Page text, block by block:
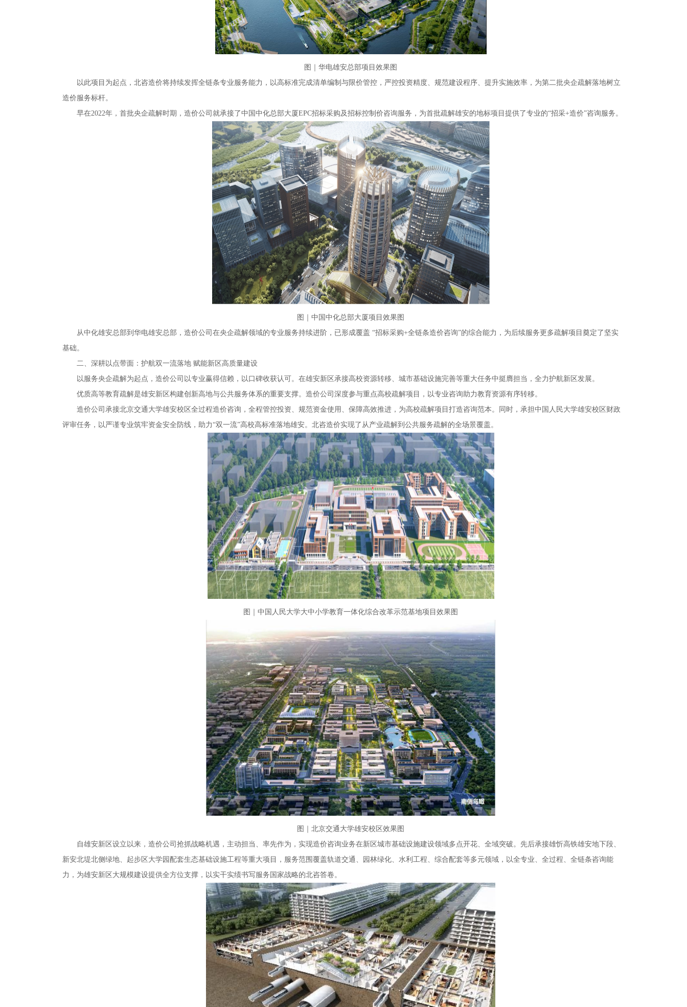
图｜华电雄安总部项目效果图
以此项目为起点，北咨造价将持续发挥全链条专业服务能力，以高标准完成清单编制与限价管控，严控投资精度、规范建设程序、提升实施效率，为第二批央企疏解落地树立
造价服务标杆。
早在2022年，首批央企疏解时期，造价公司就承接了中国中化总部大厦EPC招标采购及招标控制价咨询服务，为首批疏解雄安的地标项目提供了专业的“招采+造价”咨询服务。
图｜中国中化总部大厦项目效果图
从中化雄安总部到华电雄安总部，造价公司在央企疏解领域的专业服务持续进阶，已形成覆盖 “招标采购+全链条造价咨询”的综合能力，为后续服务更多疏解项目奠定了坚实
基础。
二、深耕以点带面：护航双一流落地 赋能新区高质量建设
以服务央企疏解为起点，造价公司以专业赢得信赖，以口碑收获认可。在雄安新区承接高校资源转移、城市基础设施完善等重大任务中挺膺担当，全力护航新区发展。
优质高等教育疏解是雄安新区构建创新高地与公共服务体系的重要支撑。造价公司深度参与重点高校疏解项目，以专业咨询助力教育资源有序转移。
造价公司承接北京交通大学雄安校区全过程造价咨询，全程管控投资、规范资金使用、保障高效推进，为高校疏解项目打造咨询范本。同时，承担中国人民大学雄安校区财政
评审任务，以严谨专业筑牢资金安全防线，助力“双一流”高校高标准落地雄安。北咨造价实现了从产业疏解到公共服务疏解的全场景覆盖。
图｜中国人民大学大中小学教育一体化综合改革示范基地项目效果图
图｜北京交通大学雄安校区效果图
自雄安新区设立以来，造价公司抢抓战略机遇，主动担当、率先作为，实现造价咨询业务在新区城市基础设施建设领域多点开花、全域突破。先后承接雄忻高铁雄安地下段、
新安北堤北侧绿地、起步区大学园配套生态基础设施工程等重大项目，服务范围覆盖轨道交通、园林绿化、水利工程、综合配套等多元领域，以全专业、全过程、全链条咨询能
力，为雄安新区大规模建设提供全方位支撑，以实干实绩书写服务国家战略的北咨答卷。